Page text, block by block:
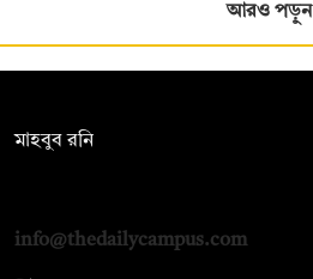
আরও পড়ুন
মাহবুব রনি
info@thedailycampus.com